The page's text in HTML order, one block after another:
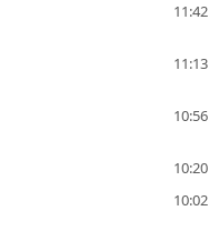
11:42
11:13
10:56
10:20
10:02